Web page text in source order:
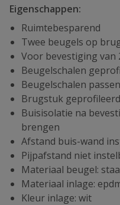
Eigenschappen:
Ruimtebesparend
Twee beugels op
Voor bevestiging van
Beugelschalen
Beugelschalen
Brugstuk
Buisisolatie na
brengen
Afstand buis-wand
Pijpafstand niet
Materiaal beugel:
Materiaal inlage:
Kleur inlage: wit